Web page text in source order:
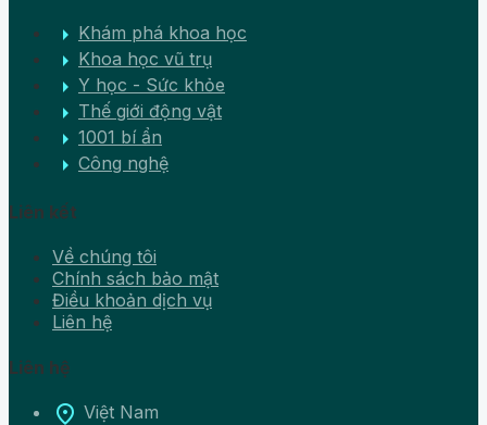
arrow_right Khám phá khoa học
arrow_right Khoa học vũ trụ
arrow_right Y học - Sức khỏe
arrow_right Thế giới động vật
arrow_right 1001 bí ẩn
arrow_right Công nghệ
Liên kết
Về chúng tôi
Chính sách bảo mật
Điều khoản dịch vụ
Liên hệ
Liên hệ
location_on Việt Nam